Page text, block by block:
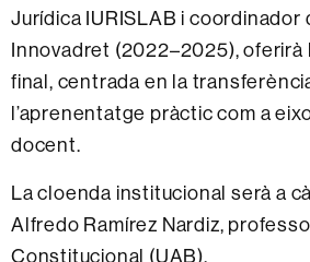
Jurídica IURISLAB i coordinador
Innovadret (2022–2025),
final, centrada en la
l’aprenentatge pràctic com a
docent.
La cloenda institucional serà a
Alfredo Ramírez Nardiz,
Constitucional (UAB).